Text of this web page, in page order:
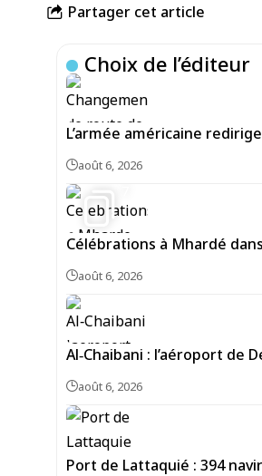
Partager cet article
Choix de l’éditeur
L’armée américaine
août 6, 2026
Célébrations à Mhardé
août 6, 2026
Al‑Chaibani : l’aéroport de
août 6, 2026
Port de Lattaquié : 394